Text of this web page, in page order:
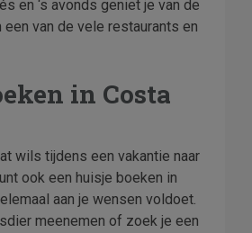
en ‘s avonds geniet je van de
van de vele restaurants en
in Costa
wils tijdens een vakantie naar
ook een huisje boeken in
aan je wensen voldoet.
meenemen of zoek je een